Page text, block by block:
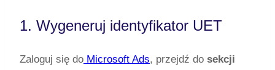
1. Wygeneruj identyfikator UET
Zaloguj się do Microsoft Ads, przejdź do sekcji